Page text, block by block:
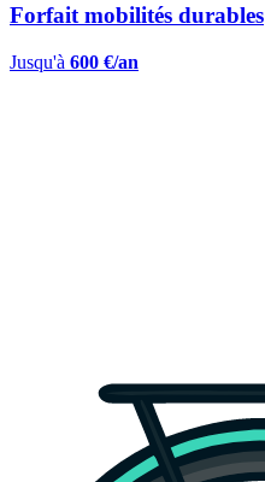
Forfait mobilités durables
Jusqu'à 600 €/an